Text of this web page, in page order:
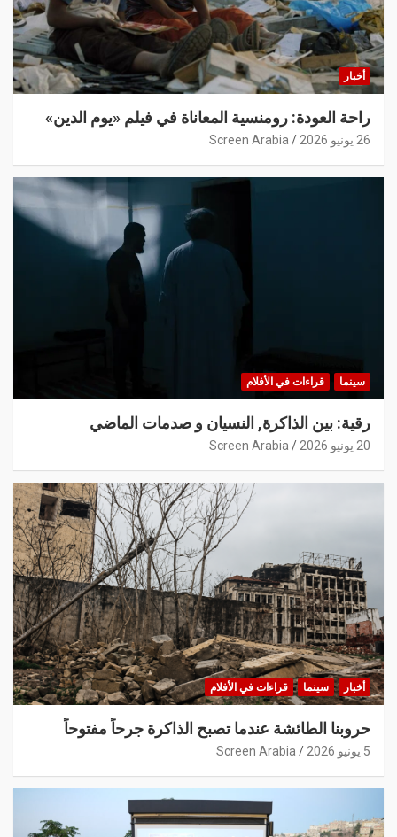
أخبار
راحة العودة: رومنسية المعاناة في فيلم «يوم الدين»
26 يونيو 2026 Screen Arabia
سينما قراءات في الأفلام
رقية: بين الذاكرة, النسيان و صدمات الماضي
20 يونيو 2026 Screen Arabia
أخبار سينما قراءات في الأفلام
حروبنا الطائشة عندما تصبح الذاكرة جرحاً مفتوحاً
5 يونيو 2026 Screen Arabia